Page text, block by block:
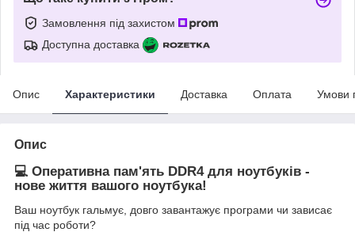
Замовлення під захистом
Доступна доставка
Опис Характеристики Доставка Оплата Умови
Опис
💻 Оперативна пам'ять DDR4 для ноутбуків -
нове життя вашого ноутбука!
Ваш ноутбук гальмує, довго завантажує програми чи зависає
під час роботи?